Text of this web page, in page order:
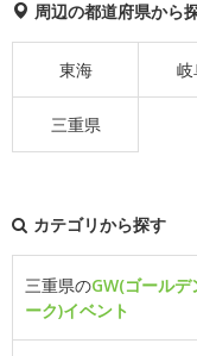
周辺の都道府県から
東海 岐
三重県
カテゴリから探す
三重県のGW(ゴールデ
ーク)イベント